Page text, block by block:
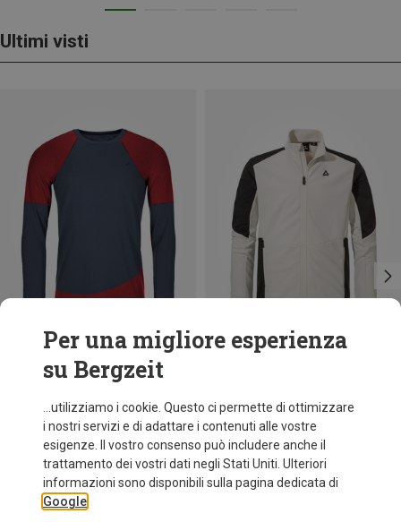
Ultimi visti
Risparmi 38%
Per una migliore esperienza
su Bergzeit
...utilizziamo i cookie. Questo ci permette di ottimizzare
i nostri servizi e di adattare i contenuti alle vostre
esigenze. Il vostro consenso può includere anche il
trattamento dei vostri dati negli Stati Uniti. Ulteriori
informazioni sono disponibili sulla pagina dedicata di
Google